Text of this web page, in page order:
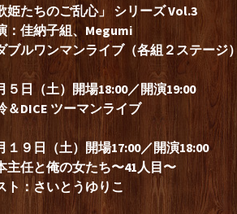
姫たちのご乱心」 シリーズ Vol.3
：佳納子組、Megumi
ルワンマンライブ（各組２ステージ）
５日（土）開場18:00／開演19:00
＆DICE ツーマンライブ
１９ 日（土）開場17:00／開演18:00
主任と俺の女たち〜41人目〜
ト：さいとうゆりこ